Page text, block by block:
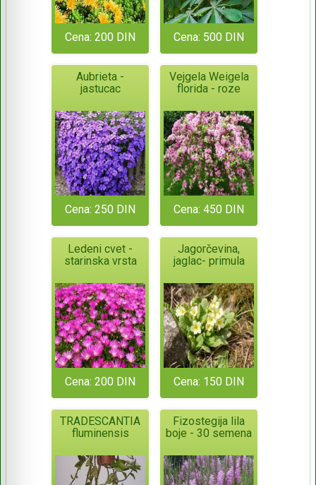
Cena: 200 DIN Cena: 500 DIN
Aubrieta -
jastucac
Cena: 250 DIN
Vejgela Weigela
florida - roze
Cena: 450 DIN
Ledeni cvet -
starinska vrsta
Cena: 200 DIN
Jagorčevina,
jaglac- primula
Cena: 150 DIN
TRADESCANTIA
fluminensis
Fizostegija lila
boje - 30 semena